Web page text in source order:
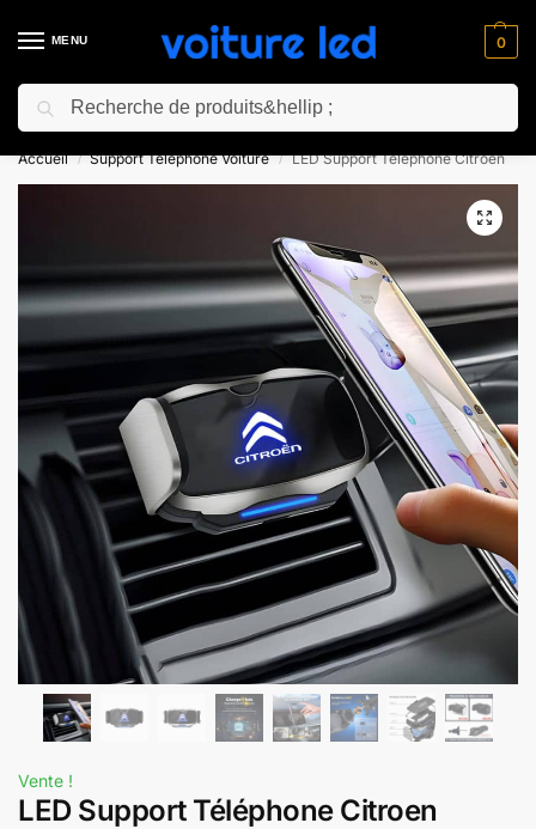
MENU 0
⚡ 10% de réduction pour les nouveaux clients avec le code “NC10”
Accueil / Support Téléphone Voiture / LED Support Téléphone Citroen
Vente !
LED Support Téléphone Citroen